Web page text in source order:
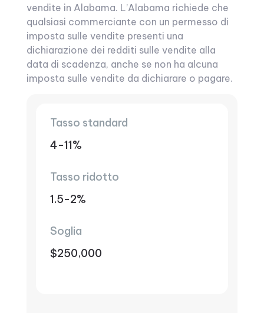
vendite in Alabama. L’Alabama richiede che
qualsiasi commerciante con un permesso di
imposta sulle vendite presenti una
dichiarazione dei redditi sulle vendite alla
data di scadenza, anche se non ha alcuna
imposta sulle vendite da dichiarare o pagare.
Tasso standard
4-11%
Tasso ridotto
1.5-2%
Soglia
$250,000